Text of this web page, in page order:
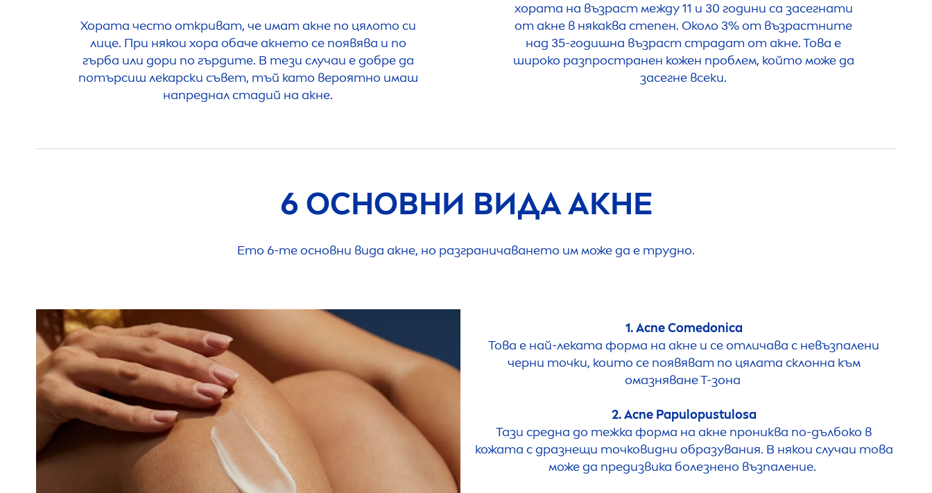
Хората често откриват, че имат акне по цялото си
лице. При някои хора обаче акнето се появява и по
гърба или дори по гърдите. В тези случаи е добре да
потърсиш лекарски съвет, тъй като вероятно имаш
напреднал стадий на акне.
хората на възраст между 11 и 30 години са засегнати
от акне в някаква степен. Около 3% от възрастните
над 35-годишна възраст страдат от акне. Това е
широко разпространен кожен проблем, който може да
засегне всеки.
6 ОСНОВНИ ВИДА АКНЕ
Ето 6-те основни вида акне, но разграничаването им може да е трудно.
1. Acne Comedonica
Това е най-леката форма на акне и се отличава с невъзпалени
черни точки, които се появяват по цялата склонна към
омазняване Т-зона
2. Acne Papulopustulosa
Тази средна до тежка форма на акне прониква по-дълбоко в
кожата с дразнещи точковидни образувания. В някои случаи това
може да предизвика болезнено възпаление.